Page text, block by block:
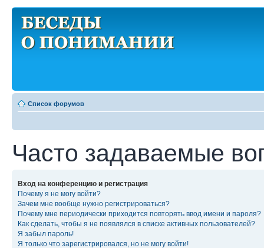
Список форумов
Часто задаваемые
Вход на конференцию и регистрация
Почему я не могу войти?
Зачем мне вообще нужно регистрироваться?
Почему мне периодически приходится повторять ввод имени и пароля?
Как сделать, чтобы я не появлялся в списке активных пользователей?
Я забыл пароль!
Я только что зарегистрировался, но не могу войти!